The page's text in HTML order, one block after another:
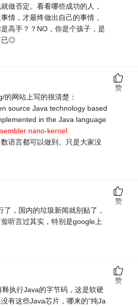
做否定。看看哪些成功的人，
情，才最终做出自己的事情，
高手？？NO，你是个孩子，是
已◎
的网站上写的很清楚：
source Java technology based
in the Java language
nano-kernel.
语言都可以做到。只是大家没
赞
了，国内的垃圾新闻就别贴了，
听言过其实，特别是google上
赞
执行Java的字节码，这是软硬
有这些Java芯片，哪来的“纯Ja
赞